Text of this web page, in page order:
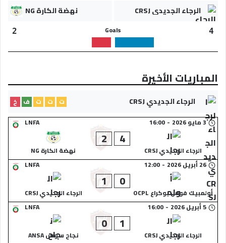
الرجاء الجديدي CRSJ نهضة الكارة NG
4
Goals
2
المباريات الأخيرة
الرجاء الجديدي CRSJ ت ت ت ف
خ
LNFA
3 مايو 2026 -
16:00
الرجاء الجديدي CRSJ
4
2
نهضة الكارة NG
LNFA
26 أبريل 2026 -
12:00
أولمبيك فوس بوكراع OCPL
0
1
الرجاء الجديدي CRSJ
LNFA
5 أبريل 2026 -
16:00
الرجاء الجديدي CRSJ
1
0
نجاح سوس ANSA